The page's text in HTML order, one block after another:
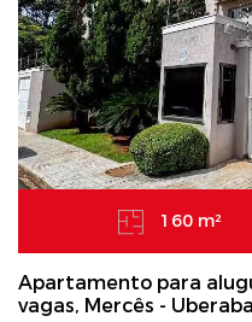
160 m²
Apartamento para
vagas, Mercês -